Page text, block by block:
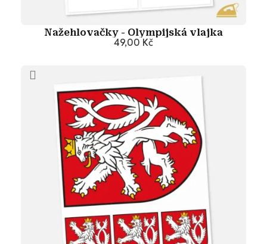
Nažehlovačky - Olympijská vlajka
49,00 Kč
Přidat do košíku